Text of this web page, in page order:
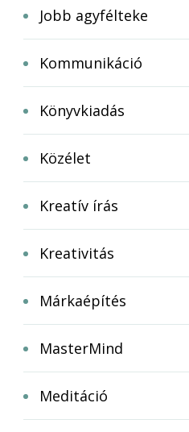
Jobb agyfélteke
Kommunikáció
Könyvkiadás
Közélet
Kreatív írás
Kreativitás
Márkaépítés
MasterMind
Meditáció